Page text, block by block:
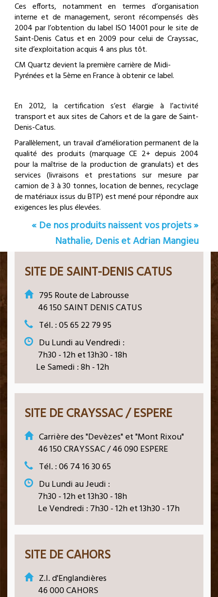
Ces efforts, notamment en termes d’organisation
interne et de management, seront récompensés dès
2004 par l’obtention du label ISO 14001 pour le site de
Saint-Denis Catus et en 2009 pour celui de Crayssac,
site d’exploitation acquis 4 ans plus tôt.
CM Quartz devient la première carrière de Midi-
Pyrénées et la 5ème en France à obtenir ce label.
En 2012, la certification s’est élargie à l’activité
transport et aux sites de Cahors et de la gare de Saint-
Denis-Catus.
Parallèlement, un travail d’amélioration permanent de la
qualité des produits (marquage CE 2+ depuis 2004
pour la maîtrise de la production de granulats) et des
services (livraisons et prestations sur mesure par
camion de 3 à 30 tonnes, location de bennes, recyclage
de matériaux issus du BTP) est mené pour répondre aux
exigences les plus élevées.
« De nos produits naissent vos projets »
Nathalie, Denis et Adrian Mangieu
SITE DE SAINT-DENIS CATUS
795 Route de Labrousse
46 150 SAINT DENIS CATUS
Tél. : 05 65 22 79 95
Du Lundi au Vendredi :
7h30 - 12h et 13h30 - 18h
Le Samedi : 8h - 12h
SITE DE CRAYSSAC / ESPERE
Carrière des "Devèzes" et "Mont Rixou"
46 150 CRAYSSAC / 46 090 ESPERE
Tél. : 06 74 16 30 65
Du Lundi au Jeudi :
7h30 - 12h et 13h30 - 18h
Le Vendredi : 7h30 - 12h et 13h30 - 17h
SITE DE CAHORS
Z.I. d'Englandières
46 000 CAHORS